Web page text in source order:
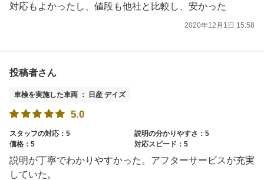
対応もよかったし、値段も他社と比較し、安かった
2020年12月1日 15:58
投稿者さん
車検を実施した車両 ： 日産 デイズ
5.0
スタッフの対応：5
説明の分かりやすさ：5
価格：5
対応スピード：5
説明が丁寧でわかりやすかった。アフターサービスが充実
していた。